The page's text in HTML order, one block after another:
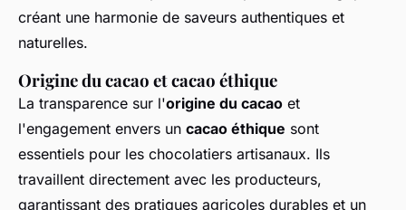
créant une harmonie de saveurs authentiques et
naturelles.
Origine du cacao et cacao éthique
La transparence sur l'origine du cacao et
l'engagement envers un cacao éthique sont
essentiels pour les chocolatiers artisanaux. Ils
travaillent directement avec les producteurs,
garantissant des pratiques agricoles durables et un